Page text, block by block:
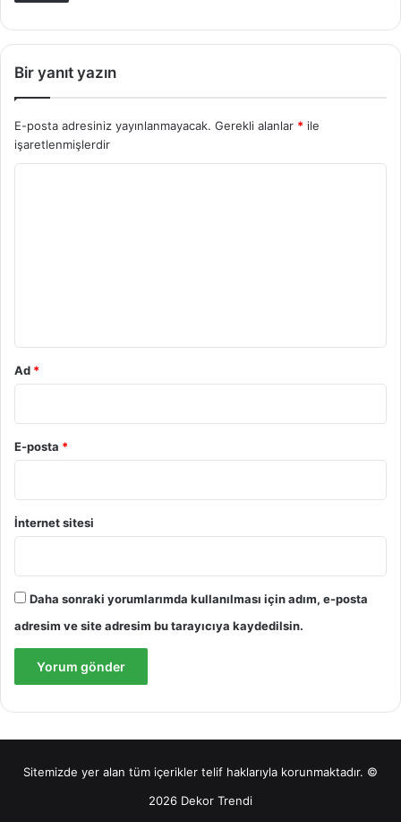
Bir yanıt yazın
E-posta adresiniz yayınlanmayacak. Gerekli alanlar * ile
işaretlenmişlerdir
Ad *
E-posta *
İnternet sitesi
Daha sonraki yorumlarımda kullanılması için adım, e-posta
adresim ve site adresim bu tarayıcıya kaydedilsin.
Sitemizde yer alan tüm içerikler telif haklarıyla korunmaktadır. ©
2026 Dekor Trendi